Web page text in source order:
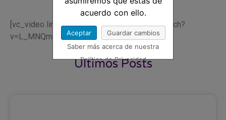
[vc_video link=»https://www.youtube.com/watch?
v=L_MNQmJUFRk» align=»center»]
Últimos Posts
acuerdo con ello.
Aceptar
Guardar cambios
Saber más acerca de nuestra
Política de Privacidad